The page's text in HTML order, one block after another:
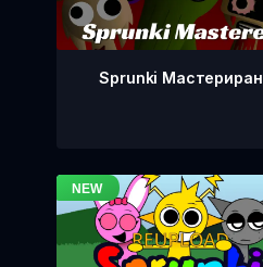
Sprunki Мастериран